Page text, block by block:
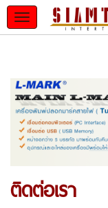
Toggle
ติดต่อเรา